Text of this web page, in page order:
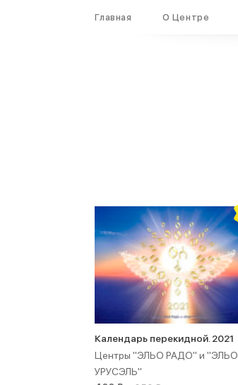
Главная О Центре
Календарь перекидной. 2021
Центры "ЭЛЬО РАДО" и "ЭЛЬО
УРУСЭЛЬ"
Вход Регистрация